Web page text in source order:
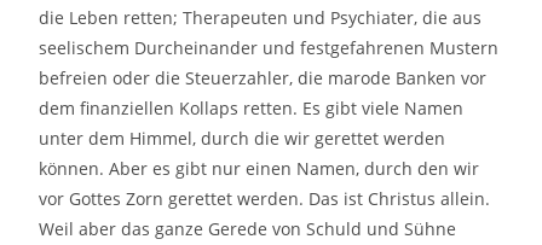
die Leben retten; Therapeuten und Psychiater, die aus
seelischem Durcheinander und festgefahrenen Mustern
befreien oder die Steuerzahler, die marode Banken vor
dem finanziellen Kollaps retten. Es gibt viele Namen
unter dem Himmel, durch die wir gerettet werden
können. Aber es gibt nur einen Namen, durch den wir
vor Gottes Zorn gerettet werden. Das ist Christus allein.
Weil aber das ganze Gerede von Schuld und Sühne